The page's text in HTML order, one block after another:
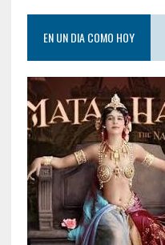
EN UN DIA COMO HOY